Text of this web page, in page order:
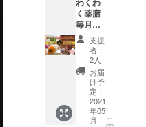
15食)
【モニ
ター特
典】試
食会に
ご招待
5月下旬
茨城県
つくば
市内で
開催予
く薬膳
毎月て
お届け
モニ
ター
コース
【20名
限定】
通常よ
り5,880
円お
支援
者：
2人
お届
け予
定：
2021
年05
月
こ